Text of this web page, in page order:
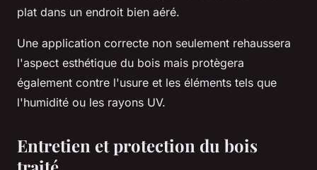
plat dans un endroit bien aéré.
Une application correcte non seulement rehaussera
l'aspect esthétique du bois mais protègera
également contre l'usure et les éléments tels que
l'humidité ou les rayons UV.
Entretien et protection du bois